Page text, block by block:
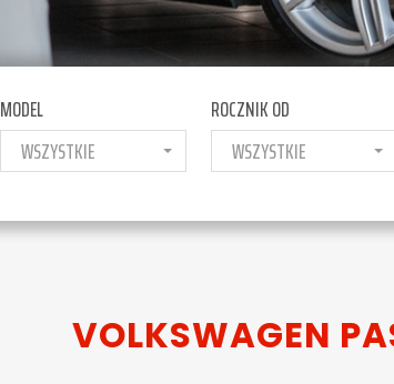
MODEL
WSZYSTKIE
ROCZNIK OD
WSZYSTKIE
VOLKSWAGEN